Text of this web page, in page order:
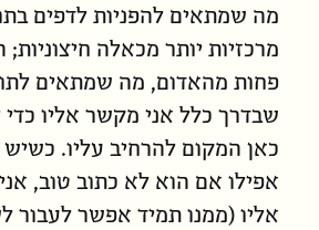
מה שמתאים להפניות לדפים
מרכזיות יותר מכאלה
פחות מהאדום, מה שמתאים
שבדרך כלל אני מקשר אליו
כאן המקום להרחיב עליו.
אפילו אם הוא לא כתוב טוב,
אליו (ממנו תמיד אפשר לעבור